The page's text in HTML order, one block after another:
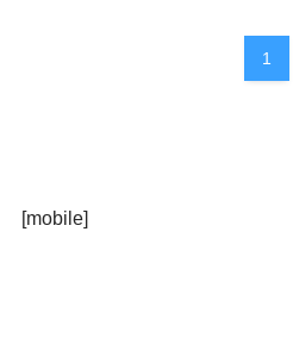
1
[mobile]